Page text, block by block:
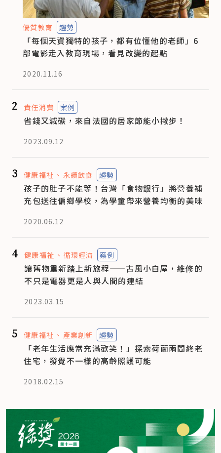
優質教育 趨勢
「每個天資獨特的孩子，都有位懂他的老師」6
部電影走入教育現場，看見改變的起點
2020.11.16
2 責任消費 案例
省錢又減碳，來自法國的居家節能小撇步！
2023.09.12
3 健康福祉 永續飲食 趨勢
孩子的肚子不能等！台灣「食物銀行」將營養補
充包送往偏鄉學校，為學童帶來營養均衡的美味
2020.06.12
4 健康福祉 循環經濟 案例
讓舊物重新踏上新旅程——古風小白屋，維修的
不只是電器更是人與人間的連結
2023.03.15
5 健康福祉 產業創新 趨勢
「老年生活應當充滿歡笑！」探索荷蘭兩間終老
住宅，發覺不一樣的高齡照護可能
2018.02.15